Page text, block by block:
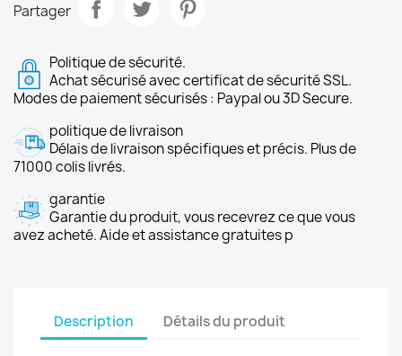
Partager
Politique de sécurité.
Achat sécurisé avec certificat de sécurité SSL.
Modes de paiement sécurisés : Paypal ou 3D Secure.
politique de livraison
Délais de livraison spécifiques et précis. Plus de
71000 colis livrés.
garantie
Garantie du produit, vous recevrez ce que vous
avez acheté. Aide et assistance gratuites p
Description Détails du produit